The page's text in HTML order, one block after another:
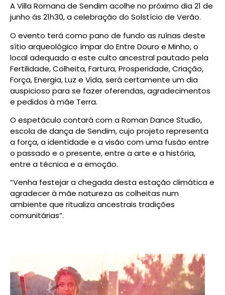
A Villa Romana de Sendim acolhe no próximo dia 21 de
junho ás 21h30, a celebração do Solstício de Verão.
O evento terá como pano de fundo as ruínas deste
sítio arqueológico ímpar do Entre Douro e Minho, o
local adequado a este culto ancestral pautado pela
Fertilidade, Colheita, Fartura, Prosperidade, Criação,
Força, Energia, Luz e Vida, será certamente um dia
auspicioso para se fazer oferendas, agradecimentos
e pedidos à mãe Terra.
O espetáculo contará com a Roman Dance Studio,
escola de dança de Sendim, cujo projeto representa
a força, a identidade e a visão com uma fusão entre
o passado e o presente, entre a arte e a história,
entre a técnica e a emoção.
“Venha festejar a chegada desta estação climática e
agradecer à mãe natureza as colheitas num
ambiente que ritualiza ancestrais tradições
comunitárias”.